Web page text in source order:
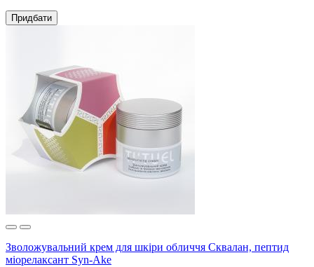
Придбати
Зволожувальний крем для шкіри обличчя Сквалан, пептид
міорелаксант Syn-Ake